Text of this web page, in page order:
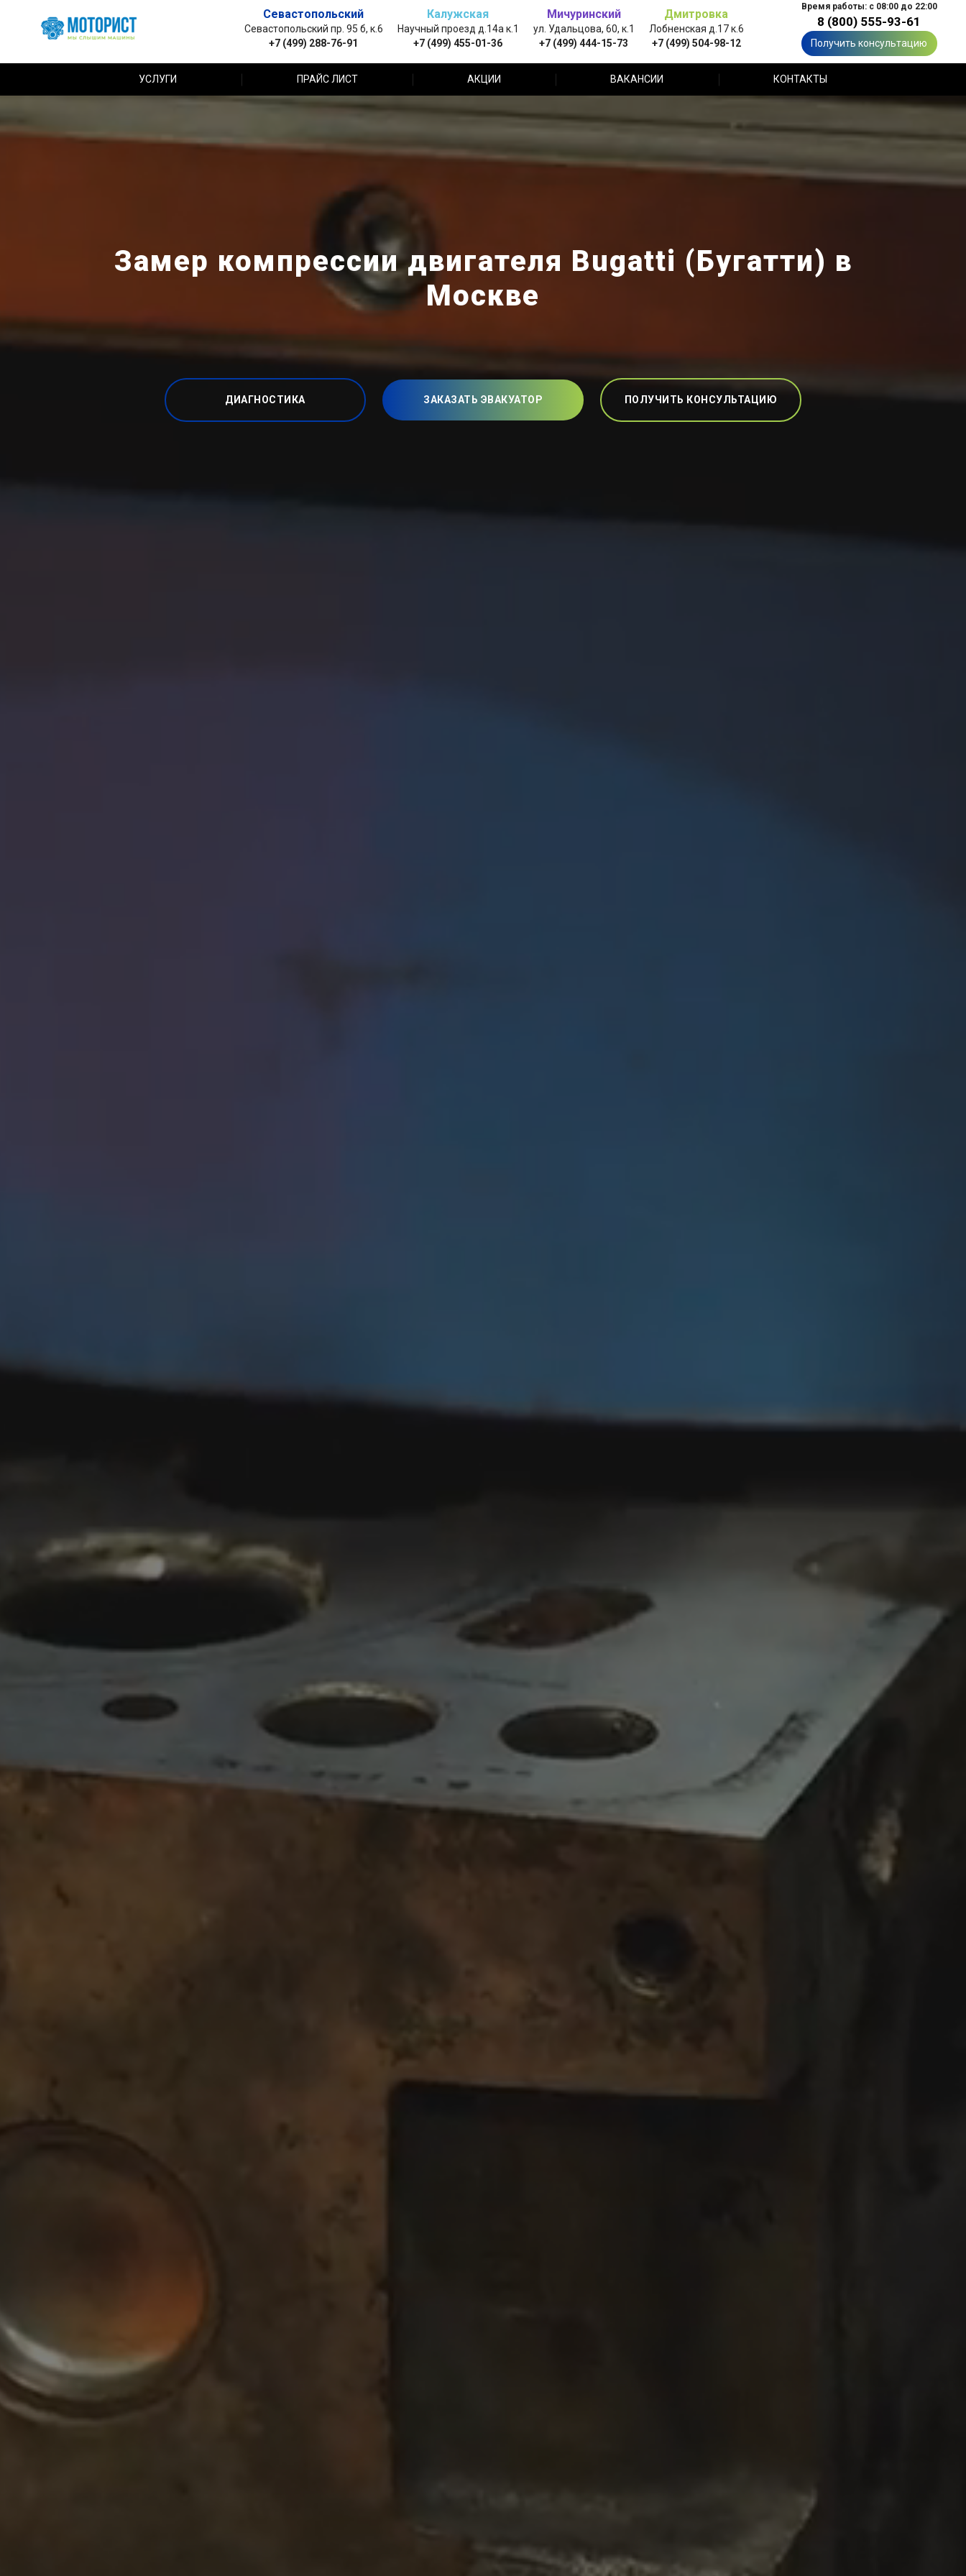
Севастопольский
Севастопольский пр. 95 б, к.6
+7 (499) 288-76-91
Калужская
Научный проезд д.14а к.1
+7 (499) 455-01-36
Мичуринский
ул. Удальцова, 60, к.1
+7 (499) 444-15-73
Дмитровка
Лобненская д.17 к.6
+7 (499) 504-98-12
Время работы: с 08:00 до 22:00
8 (800) 555-93-61
Получить консультацию
УСЛУГИ ПРАЙС ЛИСТ АКЦИИ ВАКАНСИИ КОНТАКТЫ
Замер компрессии двигателя Bugatti (Бугатти) в
Москве
ДИАГНОСТИКА ЗАКАЗАТЬ ЭВАКУАТОР ПОЛУЧИТЬ КОНСУЛЬТАЦИЮ